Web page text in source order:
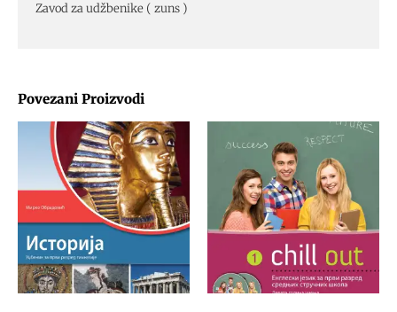
Povezani Proizvodi
Zavod za udžbenike ( zuns )